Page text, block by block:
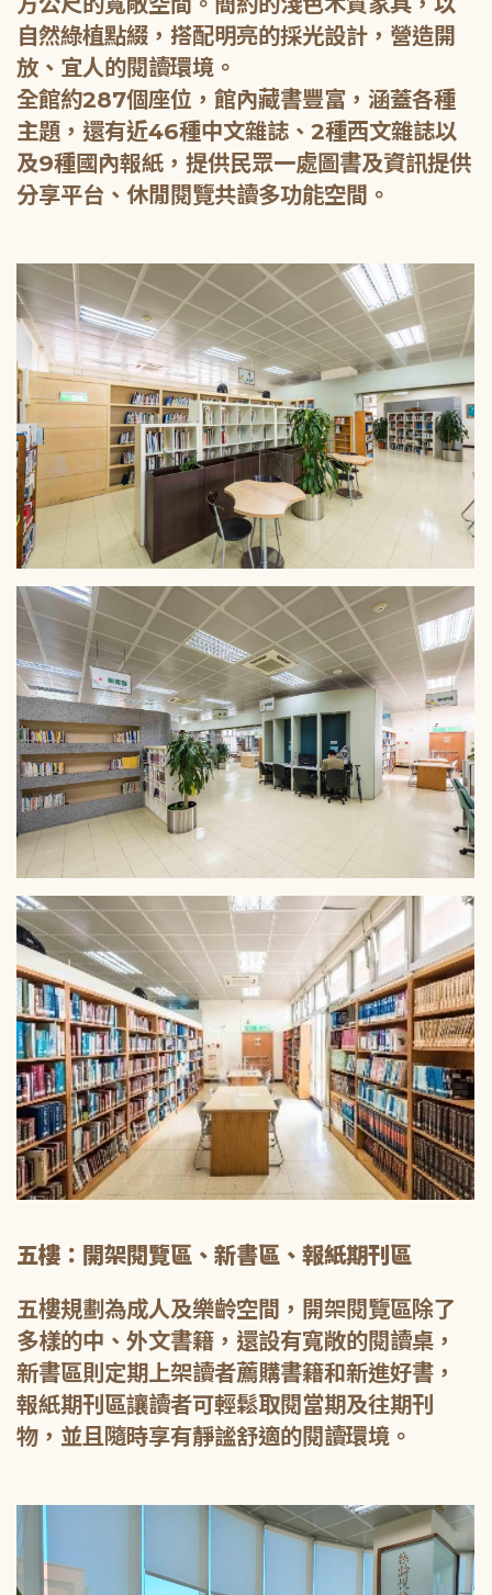
自然綠植點綴，搭配明亮的採光設計，營造開
放、宜人的閱讀環境。
全館約287個座位，館內藏書豐富，涵蓋各種
主題，還有近46種中文雜誌、2種西文雜誌以
及9種國內報紙，提供民眾一處圖書及資訊提供
五樓：開架閱覽區、新書區、報紙期刊區
五樓規劃為成人及樂齡空間，開架閱覽區除了
多樣的中、外文書籍，還設有寬敞的閱讀桌，
新書區則定期上架讀者薦購書籍和新進好書，
報紙期刊區讓讀者可輕鬆取閱當期及往期刊
物，並且隨時享有靜謐舒適的閱讀環境。